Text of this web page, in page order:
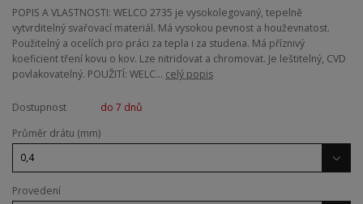
POPIS A VLASTNOSTI: WELCO 2735 je vysokolegovaný, tepelně
vytvrditelný svařovací materiál. Má vysokou pevnost a houževnatost.
Použitelný a ocelích pro práci za tepla i za studena. Má příznivý
koeficient tření kovu o kov. Lze nitridovat a chromovat. Je leštitelný, CVD
povlakovatelný. POUŽITÍ: WELC... celý popis
Dostupnost
do 7 dnů
Průměr drátu (mm)
Provedení